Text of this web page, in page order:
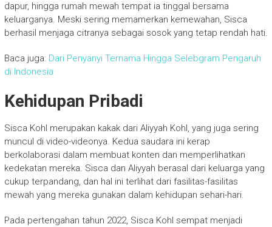
dapur, hingga rumah mewah tempat ia tinggal bersama
keluarganya. Meski sering memamerkan kemewahan, Sisca
berhasil menjaga citranya sebagai sosok yang tetap rendah hati.
Baca juga: Dari Penyanyi Ternama Hingga Selebgram Pengaruh
di Indonesia
Kehidupan Pribadi
Sisca Kohl merupakan kakak dari Aliyyah Kohl, yang juga sering
muncul di video-videonya. Kedua saudara ini kerap
berkolaborasi dalam membuat konten dan memperlihatkan
kedekatan mereka. Sisca dan Aliyyah berasal dari keluarga yang
cukup terpandang, dan hal ini terlihat dari fasilitas-fasilitas
mewah yang mereka gunakan dalam kehidupan sehari-hari.
Pada pertengahan tahun 2022, Sisca Kohl sempat menjadi